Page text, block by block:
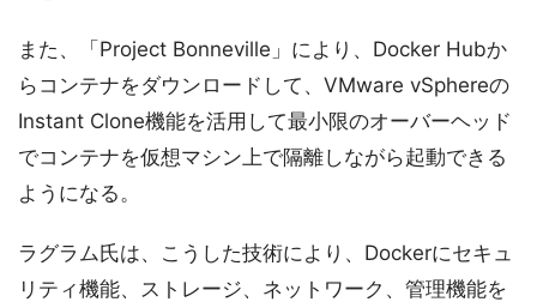
また、「Project Bonneville」により、Docker Hubか
らコンテナをダウンロードして、VMware vSphereの
Instant Clone機能を活用して最小限のオーバーヘッド
でコンテナを仮想マシン上で隔離しながら起動できる
ようになる。
ラグラム氏は、こうした技術により、Dockerにセキュ
リティ機能、ストレージ、ネットワーク、管理機能を